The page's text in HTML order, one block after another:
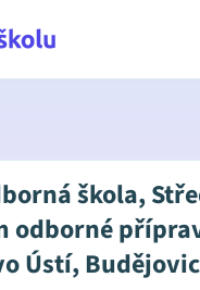
škola,
odborné
Ústí,